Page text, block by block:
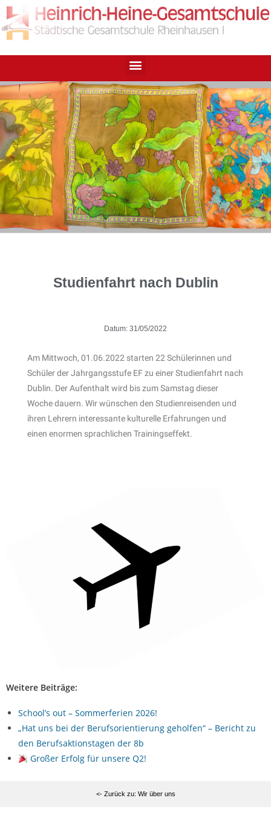
Studienfahrt nach Dublin
Datum: 31/05/2022
Am Mittwoch, 01.06.2022 starten 22 Schülerinnen und
Schüler der Jahrgangsstufe EF zu einer Studienfahrt nach
Dublin. Der Aufenthalt wird bis zum Samstag dieser
Woche dauern. Wir wünschen den Studienreisenden und
ihren Lehrern interessante kulturelle Erfahrungen und
einen enormen sprachlichen Trainingseffekt.
Weitere Beiträge:
School’s out – Sommerferien 2026!
„Hat uns bei der Berufsorientierung geholfen“ – Bericht zu
den Berufsaktionstagen der 8b
Großer Erfolg für unsere Q2!
<- Zurück zu: Wir über uns